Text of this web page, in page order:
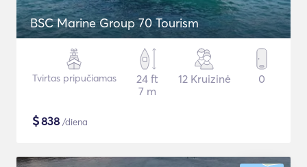
BSC Marine Group 70 Tourism
Tvirtas pripučiamas
24 ft
7 m
12 Kruizinė 0
$838 /diena